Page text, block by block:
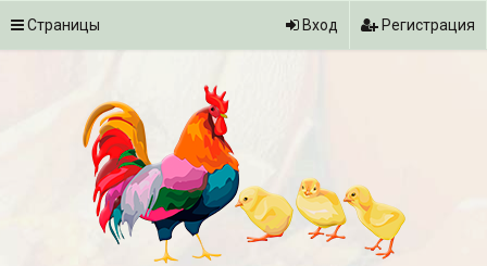
Страницы Вход Регистрация